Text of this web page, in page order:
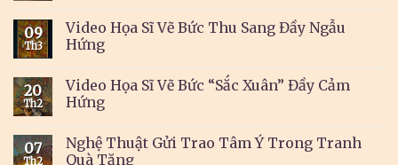
09
Th3
Video Họa Sĩ Vẽ Bức Thu Sang Đầy Ngẫu
Hứng
20
Th2
Video Họa Sĩ Vẽ Bức “Sắc Xuân” Đầy Cảm
Hứng
07
Th2
Nghệ Thuật Gửi Trao Tâm Ý Trong Tranh
Quà Tặng